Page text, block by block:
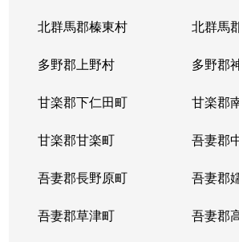
北群馬郡榛東村 北群馬
多野郡上野村 多野郡
甘楽郡下仁田町 甘楽郡
甘楽郡甘楽町 吾妻郡
吾妻郡長野原町 吾妻郡
吾妻郡草津町 吾妻郡